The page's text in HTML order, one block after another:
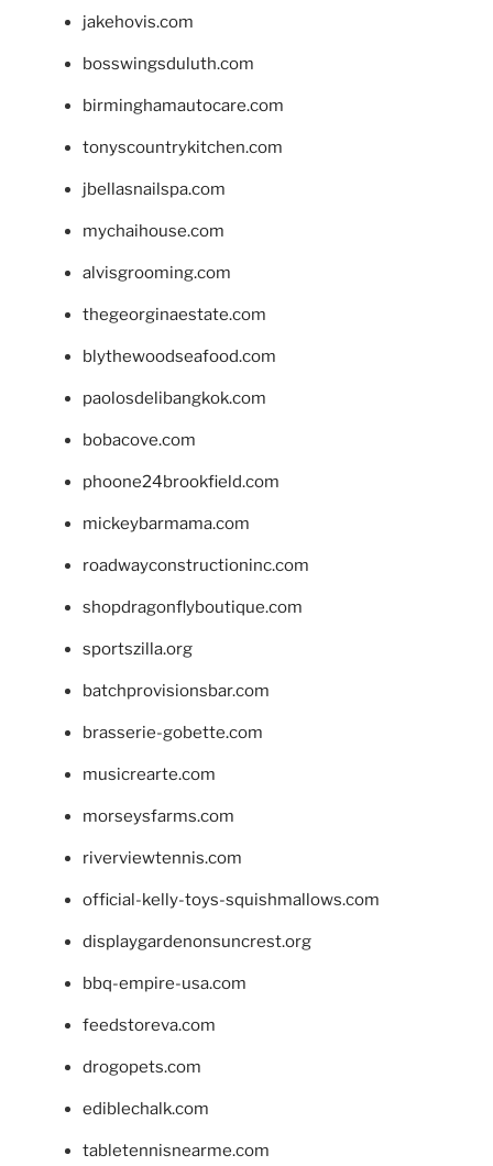
jakehovis.com
bosswingsduluth.com
birminghamautocare.com
tonyscountrykitchen.com
jbellasnailspa.com
mychaihouse.com
alvisgrooming.com
thegeorginaestate.com
blythewoodseafood.com
paolosdelibangkok.com
bobacove.com
phoone24brookfield.com
mickeybarmama.com
roadwayconstructioninc.com
shopdragonflyboutique.com
sportszilla.org
batchprovisionsbar.com
brasserie-gobette.com
musicrearte.com
morseysfarms.com
riverviewtennis.com
official-kelly-toys-squishmallows.com
displaygardenonsuncrest.org
bbq-empire-usa.com
feedstoreva.com
drogopets.com
ediblechalk.com
tabletennisnearme.com